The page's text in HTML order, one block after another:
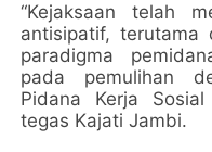
“Kejaksaan telah
antisipatif, terutama
paradigma
pada pemulihan
Pidana Kerja
tegas Kajati Jambi.